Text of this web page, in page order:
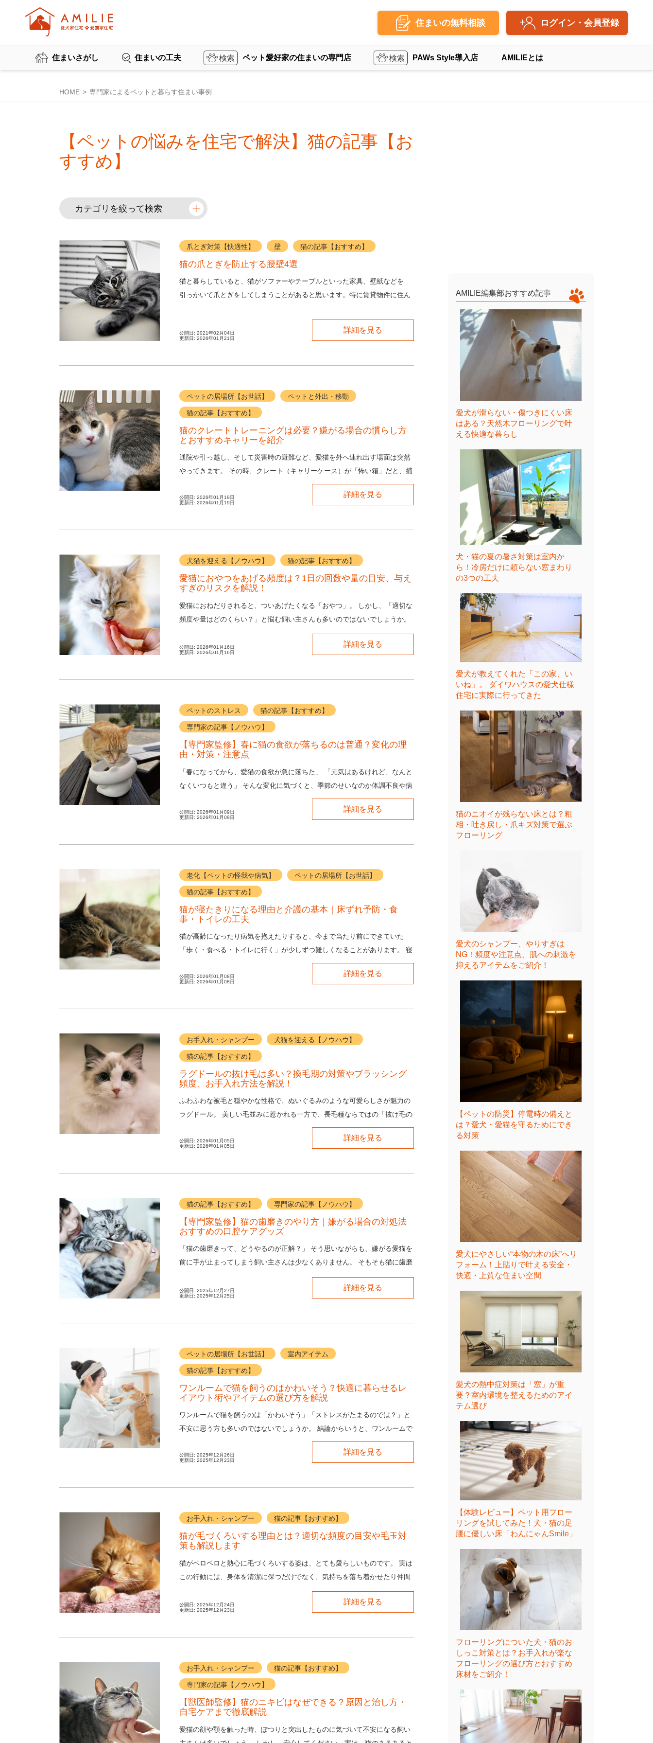
住まいの無料相談 ログイン・会員登録
住まいさがし 住まいの工夫 ペット愛好家の住まいの専門店 PAWs Style導入店 AMILIEとは
HOME 専門家によるペットと暮らす住まい事例
【ペットの悩みを住宅で解決】猫の記事【お
すすめ】
カテゴリを絞って検索
爪とぎ対策【快適性】 壁 猫の記事【おすすめ】
猫の爪とぎを防止する腰壁4選
猫と暮らしていると、猫がソファーやテーブルといった家具、壁紙などを
引っかいて爪とぎをしてしまうことがあると思います。特に賃貸物件に住ん
公開日: 2021年02月04日
更新日: 2026年01月21日
詳細を見る
ペットの居場所【お世話】 ペットと外出・移動
猫の記事【おすすめ】
猫のクレートトレーニングは必要？嫌がる場合の慣らし方
とおすすめキャリーを紹介
通院や引っ越し、そして災害時の避難など、愛猫を外へ連れ出す場面は突然
やってきます。 その時、クレート（キャリーケース）が「怖い箱」だと、捕
まえるところから大騒動になり、愛猫も飼い主さんも消...
公開日: 2026年01月19日
更新日: 2026年01月19日
詳細を見る
犬猫を迎える【ノウハウ】 猫の記事【おすすめ】
愛猫におやつをあげる頻度は？1日の回数や量の目安、与え
すぎのリスクを解説！
愛猫におねだりされると、ついあげたくなる「おやつ」。 しかし、「適切な
頻度や量はどのくらい？」と悩む飼い主さんも多いのではないでしょうか。
この記事では、愛猫におやつをあげる頻度や1...
公開日: 2026年01月16日
更新日: 2026年01月16日
詳細を見る
ペットのストレス 猫の記事【おすすめ】
専門家の記事【ノウハウ】
【専門家監修】春に猫の食欲が落ちるのは普通？変化の理
由・対策・注意点
「春になってから、愛猫の食欲が急に落ちた」 「元気はあるけれど、なんと
なくいつもと違う」 そんな変化に気づくと、季節のせいなのか体調不良や病
公開日: 2026年01月09日
更新日: 2026年01月09日
詳細を見る
老化【ペットの怪我や病気】 ペットの居場所【お世話】
猫の記事【おすすめ】
猫が寝たきりになる理由と介護の基本｜床ずれ予防・食
事・トイレの工夫
猫が高齢になったり病気を抱えたりすると、今まで当たり前にできていた
「歩く・食べる・トイレに行く」が少しずつ難しくなることがあります。 寝
ている時間が増えると「寝たきりかも」と不安になります...
公開日: 2026年01月08日
更新日: 2026年01月08日
詳細を見る
お手入れ・シャンプー 犬猫を迎える【ノウハウ】
猫の記事【おすすめ】
ラグドールの抜け毛は多い？換毛期の対策やブラッシング
頻度、お手入れ方法を解説！
ふわふわな被毛と穏やかな性格で、ぬいぐるみのような可愛らしさが魅力の
ラグドール。 美しい毛並みに惹かれる一方で、長毛種ならではの「抜け毛の
お手入れ」がどのくらい大変なのか気になっている方も...
公開日: 2026年01月05日
更新日: 2026年01月05日
詳細を見る
猫の記事【おすすめ】 専門家の記事【ノウハウ】
【専門家監修】猫の歯磨きのやり方｜嫌がる場合の対処法
おすすめの口腔ケアグッズ
「猫の歯磨きって、どうやるのが正解？」 そう思いながらも、嫌がる愛猫を
前に手が止まってしまう飼い主さんは少なくありません。 そもそも猫に歯磨
きは本当に必要なのか、どのくらいの頻度で行...
公開日: 2025年12月27日
更新日: 2025年12月25日
詳細を見る
ペットの居場所【お世話】 室内アイテム
猫の記事【おすすめ】
ワンルームで猫を飼うのはかわいそう？快適に暮らせるレ
イアウト術やアイテムの選び方を解説
ワンルームで猫を飼うのは「かわいそう」「ストレスがたまるのでは？」と
不安に思う方も多いのではないでしょうか。 結論からいうと、ワンルームで
も工夫次第で猫と快適に暮らすことは可能です。 ...
公開日: 2025年12月26日
更新日: 2025年12月23日
詳細を見る
お手入れ・シャンプー 猫の記事【おすすめ】
猫が毛づくろいする理由とは？適切な頻度の目安や毛玉対
策も解説します
猫がペロペロと熱心に毛づくろいする姿は、とても愛らしいものです。 実は
この行動には、身体を清潔に保つだけでなく、気持ちを落ち着かせたり仲間
と絆を深めたりと、たくさんの意味があります。 ...
公開日: 2025年12月24日
更新日: 2025年12月23日
詳細を見る
お手入れ・シャンプー 猫の記事【おすすめ】
専門家の記事【ノウハウ】
【獣医師監修】猫のニキビはなぜできる？原因と治し方・
自宅ケアまで徹底解説
愛猫の顔や顎を触った時、ぽつりと突出したものに気づいて不安になる飼い
AMILIE編集部おすすめ記事
愛犬が滑らない・傷つきにくい床
はある？天然木フローリングで叶
える快適な暮らし
犬・猫の夏の暑さ対策は室内か
ら！冷房だけに頼らない窓まわり
の3つの工夫
愛犬が教えてくれた「この家、い
いね」。 ダイワハウスの愛犬仕様
住宅に実際に行ってきた
猫のニオイが残らない床とは？粗
相・吐き戻し・爪キズ対策で選ぶ
フローリング
愛犬のシャンプー、やりすぎは
NG！頻度や注意点、肌への刺激を
抑えるアイテムをご紹介！
【ペットの防災】停電時の備えと
は？愛犬・愛猫を守るためにでき
る対策
愛犬にやさしい“本物の木の床”へリ
フォーム！上貼りで叶える安全・
快適・上質な住まい空間
愛犬の熱中症対策は「窓」が重
要？室内環境を整えるためのアイ
テム選び
【体験レビュー】ペット用フロー
リングを試してみた！犬・猫の足
腰に優しい床「わんにゃんSmile」
フローリングについた犬・猫のお
しっこ対策とは？お手入れが楽な
フローリングの選び方とおすすめ
床材をご紹介！